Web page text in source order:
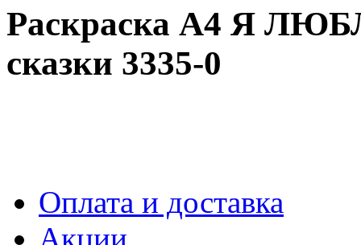
Раскраска А4 Я
сказки 3335-0
Оплата и доставка
Акции